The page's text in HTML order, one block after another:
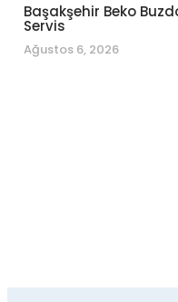
Başakşehir Beko
Servis
Ağustos 6, 2026